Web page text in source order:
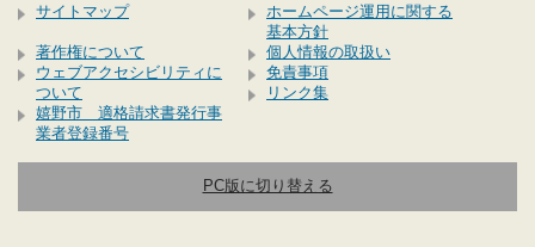
サイトマップ
ホームページ運用に関する
基本方針
著作権について
個人情報の取扱い
ウェブアクセシビリティに
ついて
免責事項
リンク集
嬉野市 適格請求書発行事
業者登録番号
PC版に切り替える